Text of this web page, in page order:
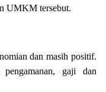
UMKM tersebut.
dan masih positif.
gaji dan